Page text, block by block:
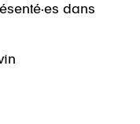
dans